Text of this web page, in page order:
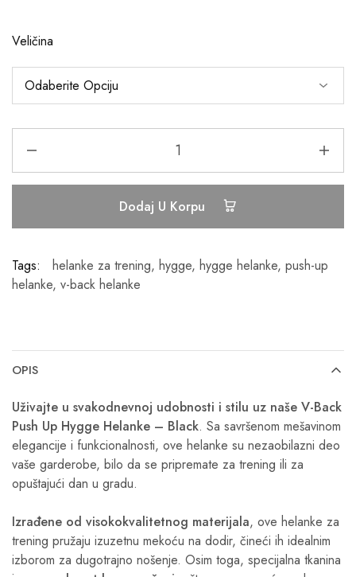
Veličina
Dodaj U Korpu
Tags: helanke za trening, hygge, hygge helanke, push-up
helanke, v-back helanke
OPIS
Uživajte u svakodnevnoj udobnosti i stilu uz naše V-Back
Push Up Hygge Helanke – Black. Sa savršenom mešavinom
elegancije i funkcionalnosti, ove helanke su nezaobilazni deo
vaše garderobe, bilo da se pripremate za trening ili za
opuštajući dan u gradu.
Izrađene od visokokvalitetnog materijala, ove helanke za
trening pružaju izuzetnu mekoću na dodir, čineći ih idealnim
izborom za dugotrajno nošenje. Osim toga, specijalna tkanina